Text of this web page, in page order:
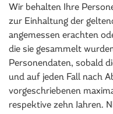
Wir behalten Ihre
zur Einhaltung der
angemessen erachten
die sie gesammelt
Personendaten, sobald
und auf jeden Fall nach
vorgeschriebenen
respektive zehn Jahren.